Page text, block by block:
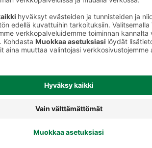
Leivät, paninit ja wrapit